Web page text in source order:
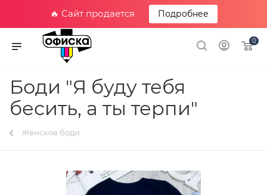
🔥 Сайт продается Подробнее
0
Боди "Я буду тебя
бесить, а ты терпи"
Женское боди